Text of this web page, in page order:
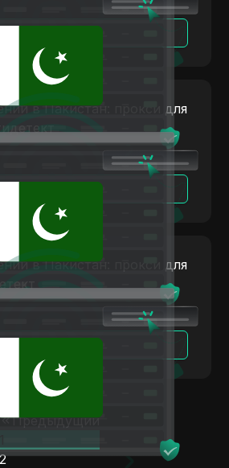
далее
в Пакистан: прокси для
далее
в Пакистан: прокси для
далее
Предыдущий